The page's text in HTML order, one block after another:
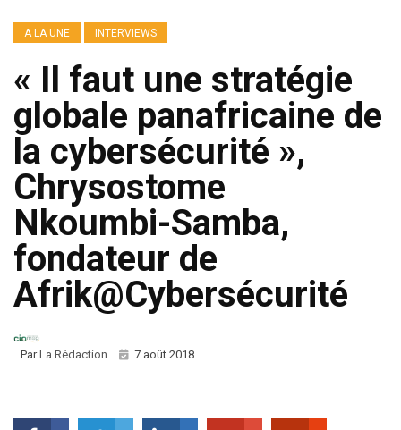
A LA UNE INTERVIEWS
« Il faut une stratégie
globale panafricaine de
la cybersécurité »,
Chrysostome
Nkoumbi-Samba,
fondateur de
Afrik@Cybersécurité
ParLa Rédaction 7 août 2018